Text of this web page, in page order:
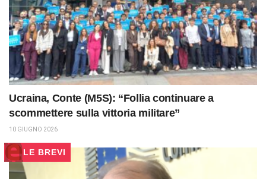
Ucraina, Conte (M5S): “Follia continuare a
scommettere sulla vittoria militare”
10 GIUGNO 2026
LE BREVI